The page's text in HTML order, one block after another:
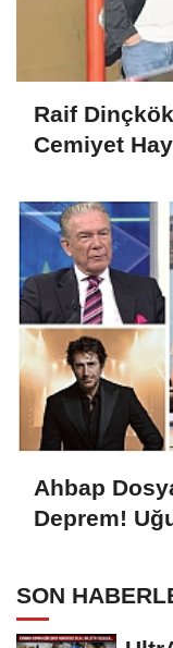
Raif
Cemiyet
Oldu?
Ahbap
Deprem!
SON